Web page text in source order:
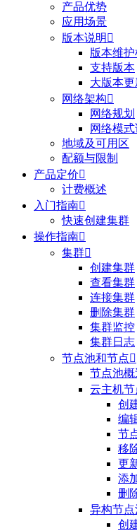
产品优势
应用场景
版本说明 
版本维护
支持版本
大版本更
网络架构
网络规划
网络模式
地域及可用区
配额与限制
产品定价
计费概述
入门指南
快速创建集群
操作指南
集群
创建集群
查看集群
连接集群
删除集群
集群监控
集群日志
节点池和节点
节点池概
云主机
创
编
节
移
更
添
删
异构节点
创